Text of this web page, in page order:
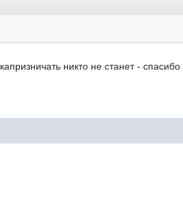
никто не станет - спасибо